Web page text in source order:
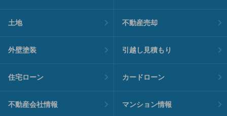
土地 不動産売却
外壁塗装 引越し見積もり
住宅ローン カードローン
不動産会社情報 マンション情報